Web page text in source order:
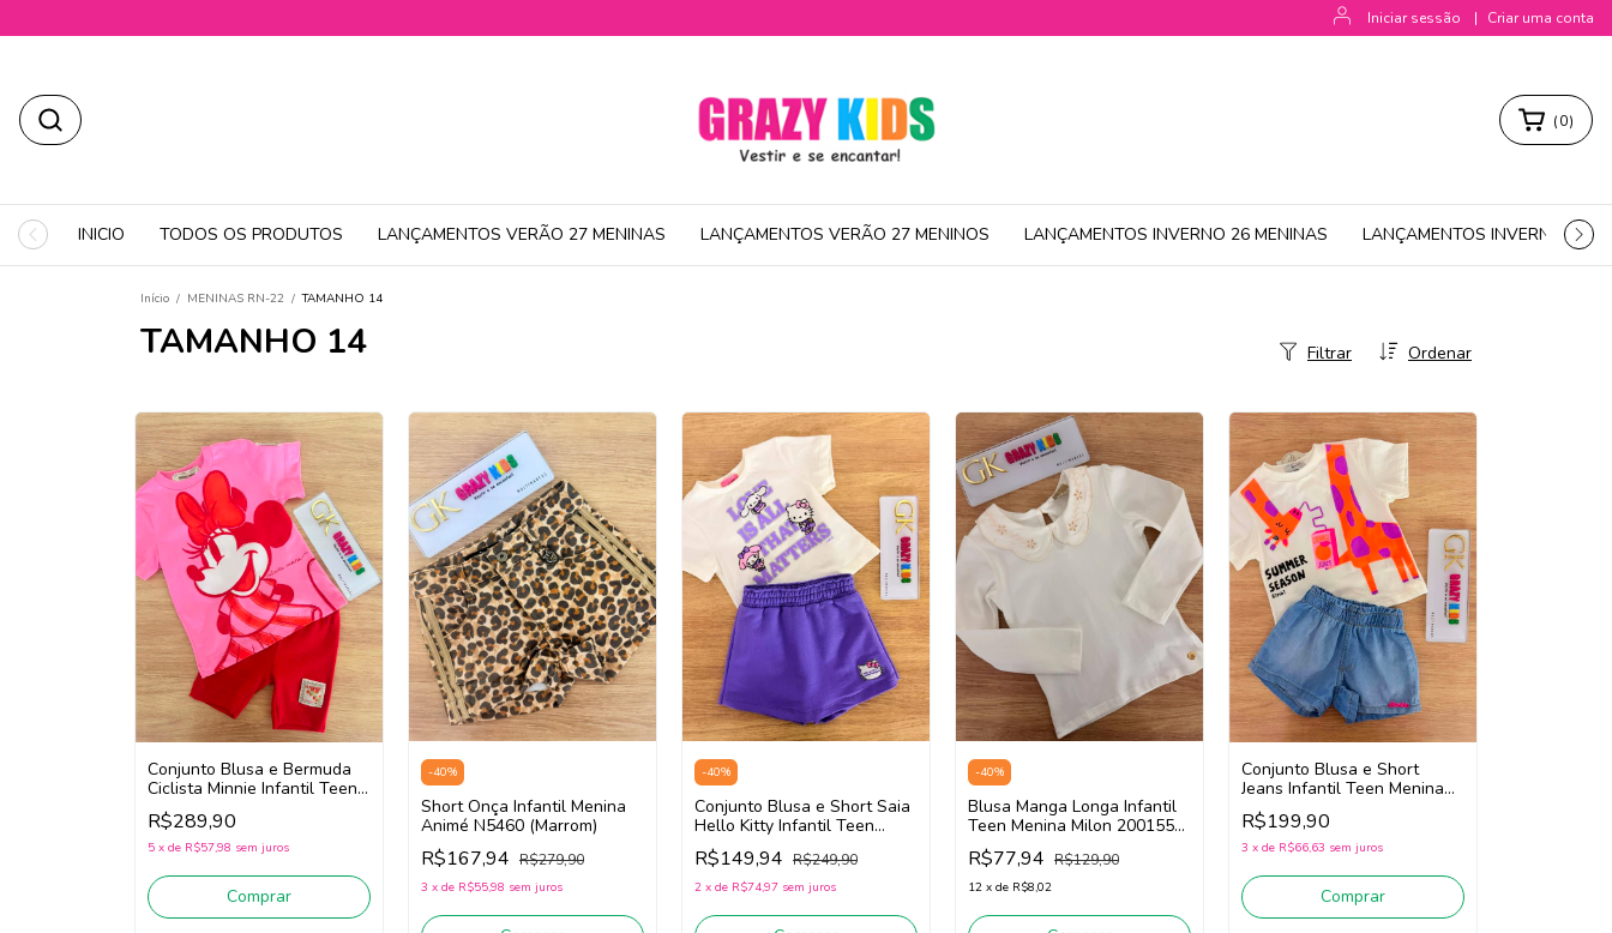
Iniciar sessão | Criar uma conta
(0)
INICIO TODOS OS PRODUTOS LANÇAMENTOS VERÃO 27 MENINAS LANÇAMENTOS VERÃO 27 MENINOS LANÇAMENTOS INVERNO 26 MENINAS LANÇAMENTOS INVERNO 26
Início / MENINAS RN-22 / TAMANHO 14
TAMANHO 14 Ordenar
Filtrar
Conjunto Blusa e Bermuda
Ciclista Minnie Infantil Teen
Menina Animé P6705
(Rosa/Vermelho)
R$289,90
5 x de R$57,98 sem juros
Comprar
-40%
Short Onça Infantil Menina
Animé N5460 (Marrom)
R$167,94 R$279,90
3 x de R$55,98 sem juros
-40%
Conjunto Blusa e Short Saia
Hello Kitty Infantil Teen
Momi J7266 (Off White/
Roxo)
R$149,94 R$249,90
2 x de R$74,97 sem juros
-40%
Blusa Manga Longa Infantil
Teen Menina Milon 2001557
(Off White)
R$77,94 R$129,90
12 x de R$8,02
Conjunto Blusa e Short
Jeans Infantil Teen Menina
Bimbi Fb177 (Off
White/Jeans)
R$199,90
3 x de R$66,63 sem juros
Comprar